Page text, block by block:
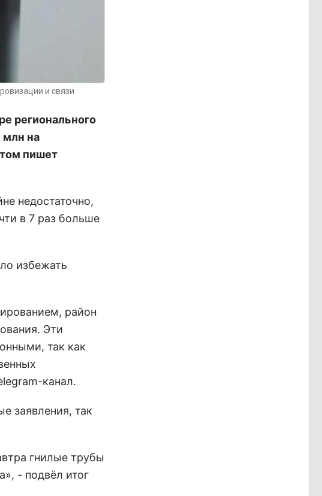
и связи
регионального
млн на
пишет
недостаточно,
в 7 раз больше
избежать
район
Эти
так как
канал.
заявления, так
гнилые трубы
- подвёл итог